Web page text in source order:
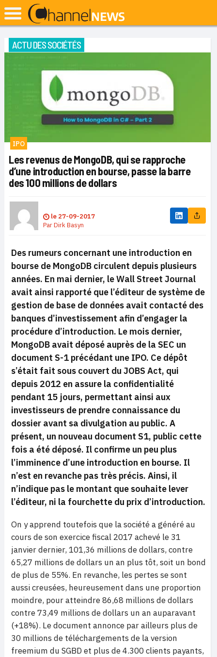
ACTU DES SOCIÉTÉS
IPO
Les revenus de MongoDB, qui se rapproche
d’une introduction en bourse, passe la barre
des 100 millions de dollars
le 27-09-2017
ParDirk Basyn
Des rumeurs concernant une introduction en
bourse de MongoDB circulent depuis plusieurs
années. En mai dernier, le Wall Street Journal
avait ainsi rapporté que l’éditeur de système de
gestion de base de données avait contacté des
banques d’investissement afin d’engager la
procédure d’introduction. Le mois dernier,
MongoDB avait déposé auprès de la SEC un
document S-1 précédant une IPO. Ce dépôt
s’était fait sous couvert du JOBS Act, qui
depuis 2012 en assure la confidentialité
pendant 15 jours, permettant ainsi aux
investisseurs de prendre connaissance du
dossier avant sa divulgation au public. A
présent, un nouveau document S1, public cette
fois a été déposé. Il confirme un peu plus
l’imminence d’une introduction en bourse. Il
n’est en revanche pas très précis. Ainsi, il
n’indique pas le montant que souhaite lever
l’éditeur, ni la fourchette du prix d’introduction.
On y apprend toutefois que la société a généré au
cours de son exercice fiscal 2017 achevé le 31
janvier dernier, 101,36 millions de dollars, contre
65,27 millions de dollars un an plus tôt, soit un bond
de plus de 55%. En revanche, les pertes se sont
aussi creusées, heureusement dans une proportion
moindre, pour atteindre 86,68 millions de dollars
contre 73,49 millions de dollars un an auparavant
(+18%). Le document annonce par ailleurs plus de
30 millions de téléchargements de la version
freemium du SGBD et plus de 4.300 clients payants,